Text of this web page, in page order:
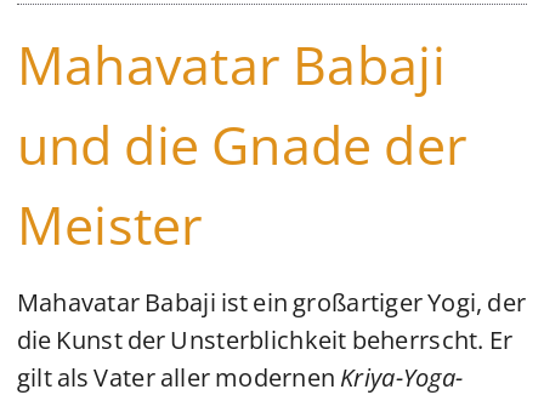
Mahavatar Babaji
und die Gnade der
Meister
Mahavatar Babaji ist ein großartiger Yogi, der
die Kunst der Unsterblichkeit beherrscht. Er
gilt als Vater aller modernen Kriya-Yoga-